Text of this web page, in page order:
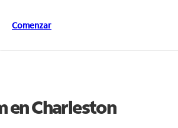
Comenzar
enCharleston